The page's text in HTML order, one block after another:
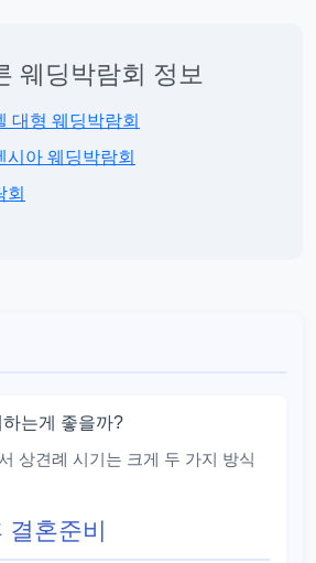
웨딩박람회 정보
대형 웨딩박람회
시아 웨딩박람회
회
는게 좋을까?
상견례 시기는 크게 두 가지 방식
결혼준비